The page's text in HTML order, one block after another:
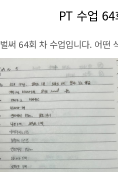
PT 수업
벌써 64회 차 수업입니다. 어떤